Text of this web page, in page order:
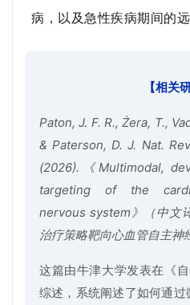
病，以及急性疾病期间的远
【相关
Paton, J. F. R., Żera, T.,
& Paterson, D. J. Nat.
(2026).《Multimodal,
targeting of the
nervous system》（中文
治疗策略靶向心血管自主神
这篇由牛津大学发表在《
综述，系统阐述了如何通